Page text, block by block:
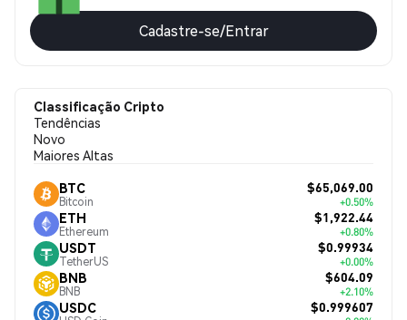
Cadastre-se/Entrar
Classificação Cripto
Tendências
Novo
Maiores Altas
BTC
Bitcoin
$65,069.00
+0.50%
ETH
Ethereum
$1,922.44
+0.80%
USDT
TetherUS
$0.99934
+0.00%
BNB
BNB
$604.09
+2.10%
USDC $0.999607